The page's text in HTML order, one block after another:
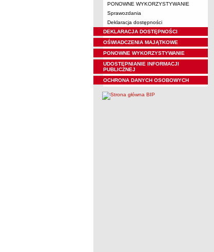
PONOWNE WYKORZYSTYWANIE
Sprawozdania
Deklaracja dostępności
DEKLARACJA DOSTĘPNOŚCI
OŚWIADCZENIA MAJĄTKOWE
PONOWNE WYKORZYSTYWANIE
UDOSTĘPNIANIE INFORMACJI
PUBLICZNEJ
OCHRONA DANYCH OSOBOWYCH